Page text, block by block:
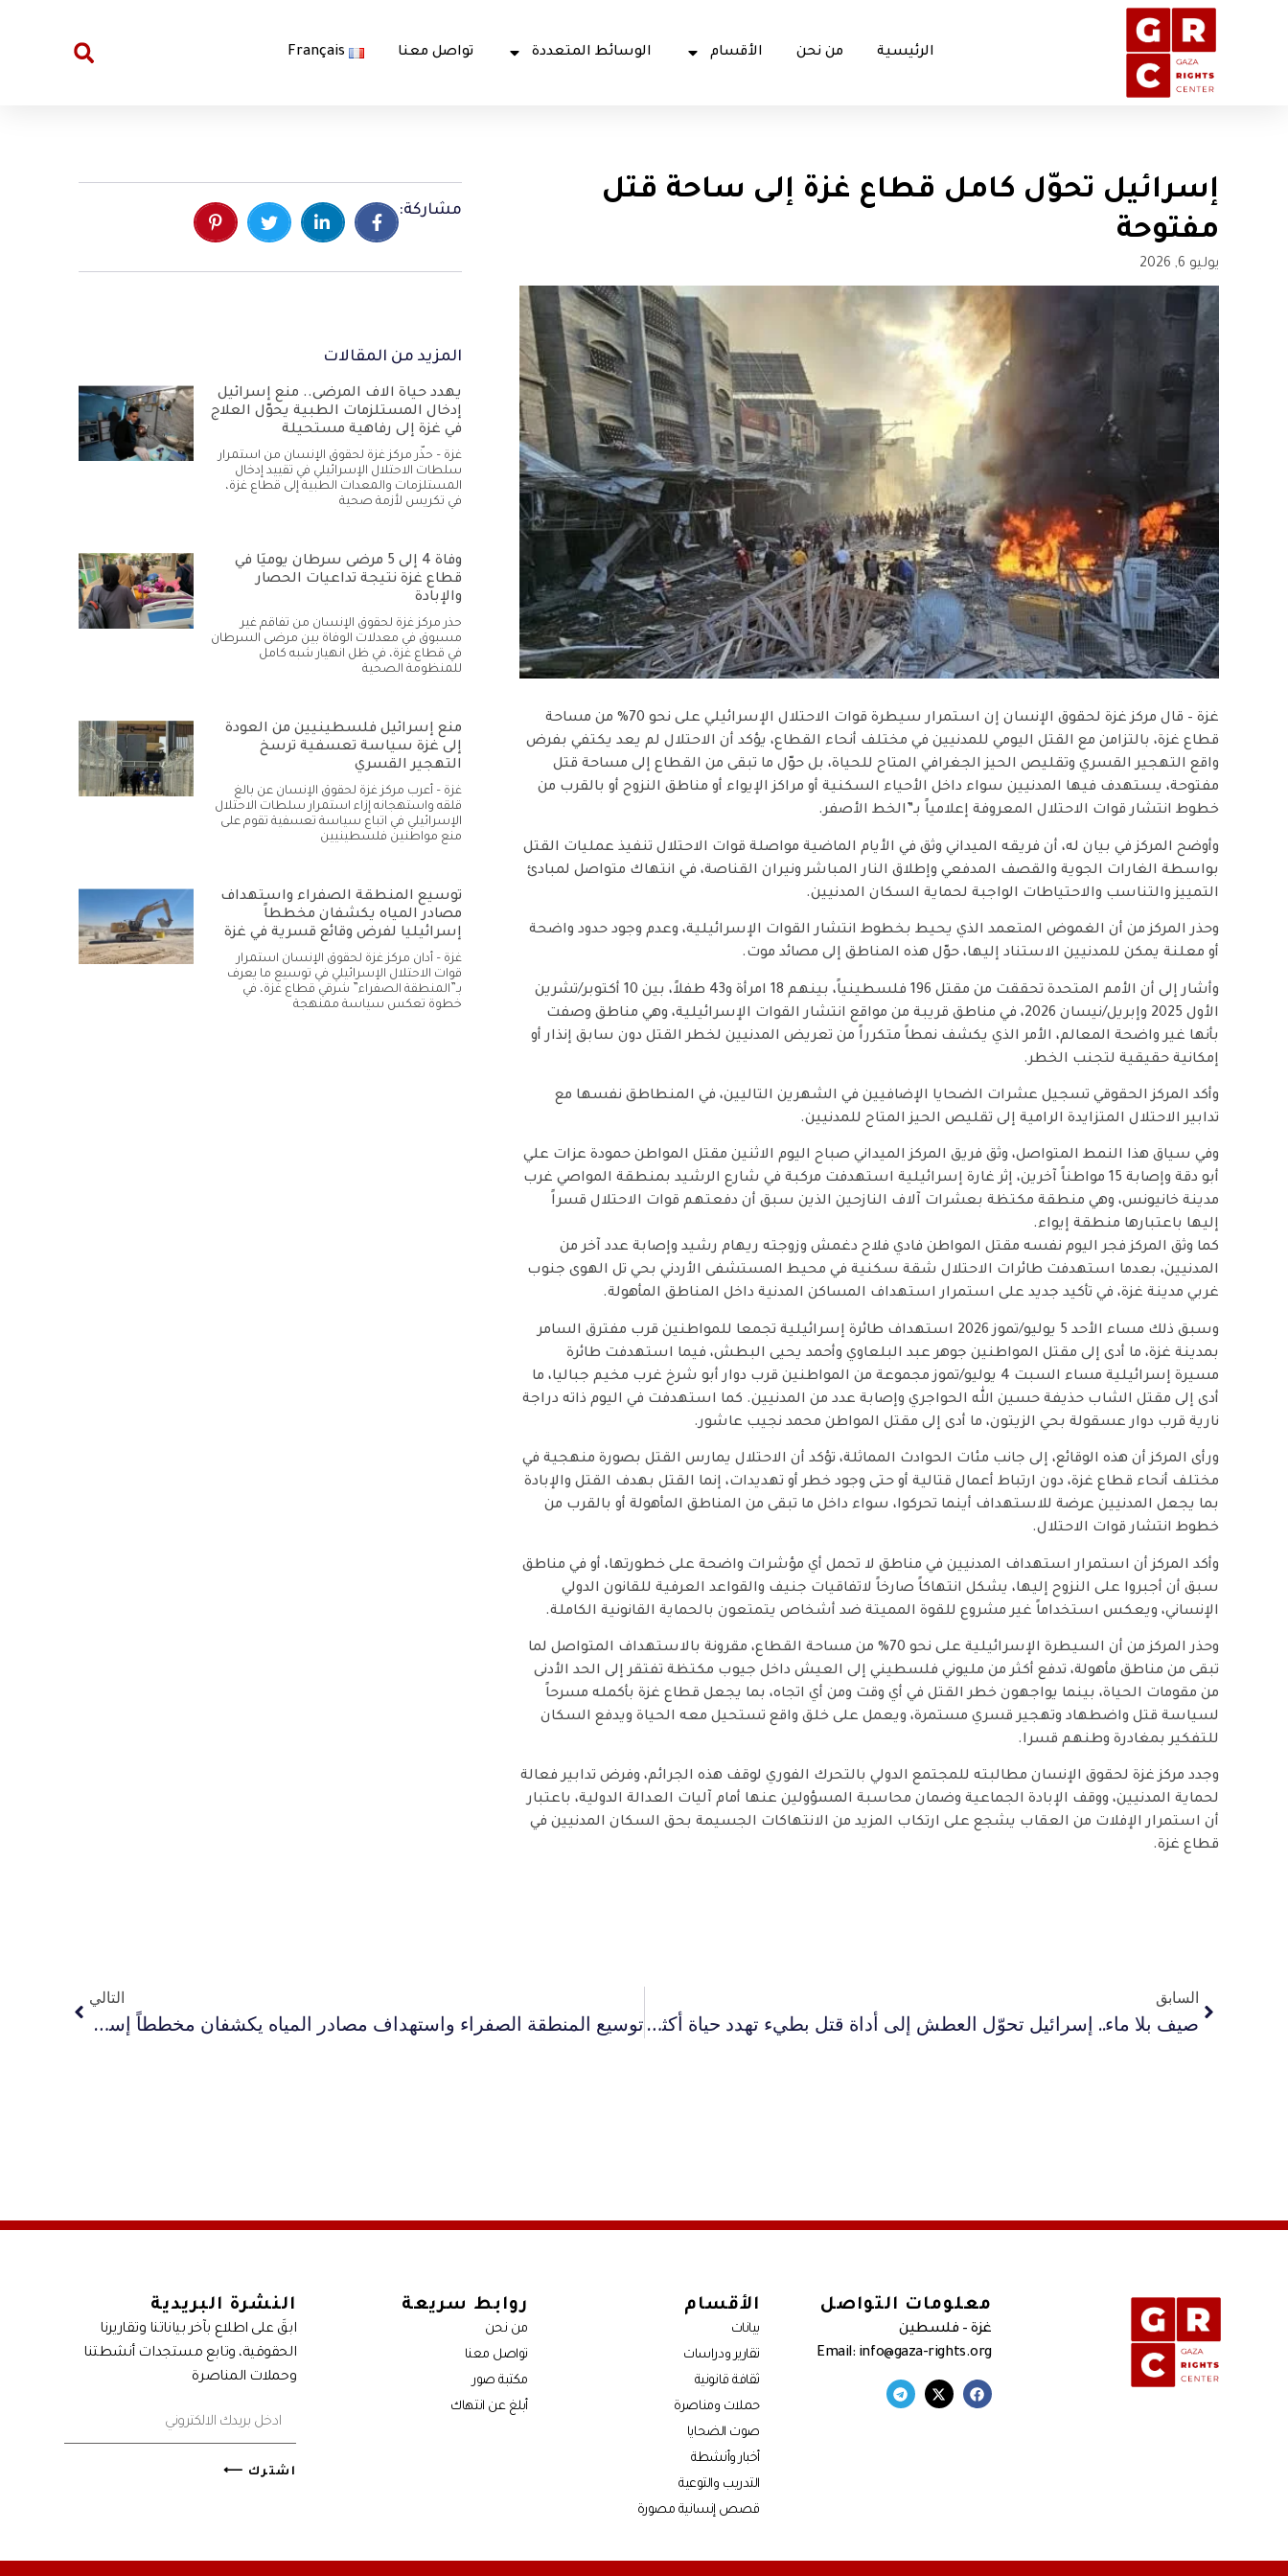
الرئيسية من نحن الأقسام الوسائط المتعددة تواصل معنا Français
إسرائيل تحوّل كامل قطاع غزة إلى ساحة قتل
مفتوحة
يوليو 6, 2026
غزة – قال مركز غزة لحقوق الإنسان إن استمرار سيطرة قوات الاحتلال الإسرائيلي على نحو 70% من مساحة
قطاع غزة، بالتزامن مع القتل اليومي للمدنيين في مختلف أنحاء القطاع، يؤكد أن الاحتلال لم يعد يكتفي بفرض
واقع التهجير القسري وتقليص الحيز الجغرافي المتاح للحياة، بل حوّل ما تبقى من القطاع إلى مساحة قتل
مفتوحة، يستهدف فيها المدنيين سواء داخل الأحياء السكنية أو مراكز الإيواء أو مناطق النزوح أو بالقرب من
خطوط انتشار قوات الاحتلال المعروفة إعلامياً بـ”الخط الأصفر.
وأوضح المركز في بيان له، أن فريقه الميداني وثق في الأيام الماضية مواصلة قوات الاحتلال تنفيذ عمليات القتل
بواسطة الغارات الجوية والقصف المدفعي وإطلاق النار المباشر ونيران القناصة، في انتهاك متواصل لمبادئ
التمييز والتناسب والاحتياطات الواجبة لحماية السكان المدنيين.
وحذر المركز من أن الغموض المتعمد الذي يحيط بخطوط انتشار القوات الإسرائيلية، وعدم وجود حدود واضحة
أو معلنة يمكن للمدنيين الاستناد إليها، حوّل هذه المناطق إلى مصائد موت.
وأشار إلى أن الأمم المتحدة تحققت من مقتل 196 فلسطينياً، بينهم 18 امرأة و43 طفلاً، بين 10 أكتوبر/تشرين
الأول 2025 وإبريل/نيسان 2026، في مناطق قريبة من مواقع انتشار القوات الإسرائيلية، وهي مناطق وصفت
بأنها غير واضحة المعالم، الأمر الذي يكشف نمطاً متكرراً من تعريض المدنيين لخطر القتل دون سابق إنذار أو
إمكانية حقيقية لتجنب الخطر.
وأكد المركز الحقوقي تسجيل عشرات الضحايا الإضافيين في الشهرين التاليين، في المنطاطق نفسها مع
تدابير الاحتلال المتزايدة الرامية إلى تقليص الحيز المتاح للمدنيين.
وفي سياق هذا النمط المتواصل، وثق فريق المركز الميداني صباح اليوم الاثنين مقتل المواطن حمودة عزات علي
أبو دقة وإصابة 15 مواطناً آخرين، إثر غارة إسرائيلية استهدفت مركبة في شارع الرشيد بمنطقة المواصي غرب
مدينة خانيونس، وهي منطقة مكتظة بعشرات آلاف النازحين الذين سبق أن دفعتهم قوات الاحتلال قسراً
إليها باعتبارها منطقة إيواء.
كما وثق المركز فجر اليوم نفسه مقتل المواطن فادي فلاح دغمش وزوجته ريهام رشيد وإصابة عدد آخر من
المدنيين، بعدما استهدفت طائرات الاحتلال شقة سكنية في محيط المستشفى الأردني بحي تل الهوى جنوب
غربي مدينة غزة، في تأكيد جديد على استمرار استهداف المساكن المدنية داخل المناطق المأهولة.
وسبق ذلك مساء الأحد 5 يوليو/تموز 2026 استهداف طائرة إسرائيلية تجمعا للمواطنين قرب مفترق السامر
بمدينة غزة، ما أدى إلى مقتل المواطنين جوهر عبد البلعاوي وأحمد يحيى البطش، فيما استهدفت طائرة
مسيرة إسرائيلية مساء السبت 4 يوليو/تموز مجموعة من المواطنين قرب دوار أبو شرخ غرب مخيم جباليا، ما
أدى إلى مقتل الشاب حذيفة حسين الله الحواجري وإصابة عدد من المدنيين. كما استهدفت في اليوم ذاته دراجة
نارية قرب دوار عسقولة بحي الزيتون، ما أدى إلى مقتل المواطن محمد نجيب عاشور.
ورأى المركز أن هذه الوقائع، إلى جانب مئات الحوادث المماثلة، تؤكد أن الاحتلال يمارس القتل بصورة منهجية في
مختلف أنحاء قطاع غزة، دون ارتباط أعمال قتالية أو حتى وجود خطر أو تهديدات، إنما القتل بهدف القتل والإبادة
بما يجعل المدنيين عرضة للاستهداف أينما تحركوا، سواء داخل ما تبقى من المناطق المأهولة أو بالقرب من
خطوط انتشار قوات الاحتلال.
وأكد المركز أن استمرار استهداف المدنيين في مناطق لا تحمل أي مؤشرات واضحة على خطورتها، أو في مناطق
سبق أن أجبروا على النزوح إليها، يشكل انتهاكاً صارخاً لاتفاقيات جنيف والقواعد العرفية للقانون الدولي
الإنساني، ويعكس استخداماً غير مشروع للقوة المميتة ضد أشخاص يتمتعون بالحماية القانونية الكاملة.
وحذر المركز من أن السيطرة الإسرائيلية على نحو 70% من مساحة القطاع، مقرونة بالاستهداف المتواصل لما
تبقى من مناطق مأهولة، تدفع أكثر من مليوني فلسطيني إلى العيش داخل جيوب مكتظة تفتقر إلى الحد الأدنى
من مقومات الحياة، بينما يواجهون خطر القتل في أي وقت ومن أي اتجاه، بما يجعل قطاع غزة بأكمله مسرحاً
لسياسة قتل واضطهاد وتهجير قسري مستمرة، ويعمل على خلق واقع تستحيل معه الحياة ويدفع السكان
للتفكير بمغادرة وطنهم قسرا.
وجدد مركز غزة لحقوق الإنسان مطالبته للمجتمع الدولي بالتحرك الفوري لوقف هذه الجرائم، وفرض تدابير فعالة
لحماية المدنيين، ووقف الإبادة الجماعية وضمان محاسبة المسؤولين عنها أمام آليات العدالة الدولية، باعتبار
أن استمرار الإفلات من العقاب يشجع على ارتكاب المزيد من الانتهاكات الجسيمة بحق السكان المدنيين في
قطاع غزة.
مشاركة:
المزيد من المقالات
يهدد حياة آلاف المرضى.. منع إسرائيل
إدخال المستلزمات الطبية يحوّل العلاج
في غزة إلى رفاهية مستحيلة
غزة – حذّر مركز غزة لحقوق الإنسان من استمرار
سلطات الاحتلال الإسرائيلي في تقييد إدخال
المستلزمات والمعدات الطبية إلى قطاع غزة،
في تكريس لأزمة صحية
وفاة 4 إلى 5 مرضى سرطان يوميًا في
قطاع غزة نتيجة تداعيات الحصار
والإبادة
حذر مركز غزة لحقوق الإنسان من تفاقم غير
مسبوق في معدلات الوفاة بين مرضى السرطان
في قطاع غزة، في ظل انهيار شبه كامل
للمنظومة الصحية
منع إسرائيل فلسطينيين من العودة
إلى غزة سياسة تعسفية ترسخ
التهجير القسري
غزة – أعرب مركز غزة لحقوق الإنسان عن بالغ
قلقه واستهجانه إزاء استمرار سلطات الاحتلال
الإسرائيلي في اتباع سياسة تعسفية تقوم على
منع مواطنين فلسطينيين
توسيع المنطقة الصفراء واستهداف
مصادر المياه يكشفان مخططاً
إسرائيليا لفرض وقائع قسرية في غزة
غزة – أدان مركز غزة لحقوق الإنسان استمرار
قوات الاحتلال الإسرائيلي في توسيع ما يعرف
بـ”المنطقة الصفراء” شرقي قطاع غزة، في
خطوة تعكس سياسة ممنهجة
السابق
صيف بلا ماء.. إسرائيل تحوّل العطش إلى أداة قتل بطيء تهدد حياة أكثر من مليوني فلسطيني في غزة
التالي
توسيع المنطقة الصفراء واستهداف مصادر المياه يكشفان مخططاً إسرائيليا لفرض وقائع قسرية في غزة
معلومات التواصل
غزة – فلسطين
Email: info@gaza-rights.org
الأقسام
بيانات
تقارير ودراسات
ثقافة قانونية
حملات ومناصرة
صوت الضحايا
أخبار وأنشطة
التدريب والتوعية
قصص إنسانية مصورة
روابط سريعة
من نحن
تواصل معنا
مكتبة صور
أبلغ عن انتهاك
النشرة البريدية
ابقَ على اطلاع بآخر بياناتنا وتقاريرنا
الحقوقية، وتابع مستجدات أنشطتنا
وحملات المناصرة
اشترك ⟵